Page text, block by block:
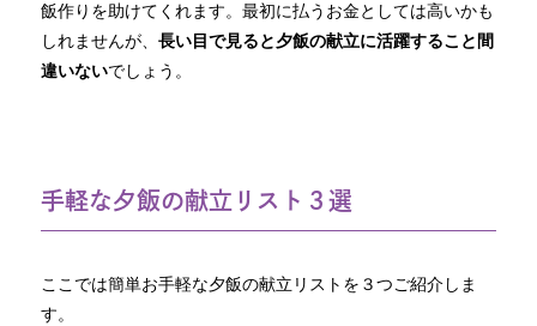
飯作りを助けてくれます。最初に払うお金としては高いかも
しれませんが、長い目で見ると夕飯の献立に活躍すること間
違いないでしょう。
手軽な夕飯の献立リスト３選
ここでは簡単お手軽な夕飯の献立リストを３つご紹介しま
す。